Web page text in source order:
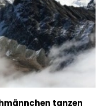
tanzen